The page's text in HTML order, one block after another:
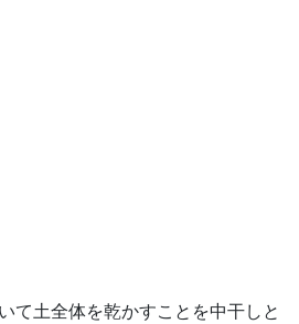
て土全体を乾かすことを中干しと